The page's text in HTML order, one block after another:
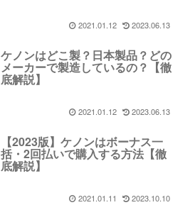
2021.01.12 2023.06.13
ケノンはどこ製？日本製品？どの
メーカーで製造しているの？【徹
底解説】
2021.01.12 2023.06.13
【2023版】ケノンはボーナス一
括・2回払いで購入する方法【徹
底解説】
2021.01.11 2023.10.10